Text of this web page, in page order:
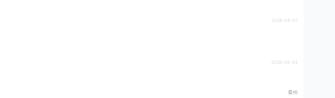
2026-08-07
2026-08-03
泰州